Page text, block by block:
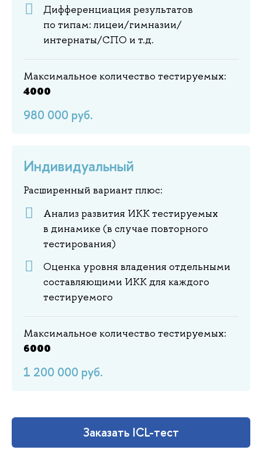
Дифференциация результатов
по типам: лицеи/гимназии/
интернаты/СПО и т.д.
Максимальное количество тестируемых:
4000
980 000 руб.
Индивидуальный
Расширенный вариант плюс:
Анализ развития ИКК тестируемых
в динамике (в случае повторного
тестирования)
Оценка уровня владения отдельными
составляющими ИКК для каждого
тестируемого
Максимальное количество тестируемых:
6000
1 200 000 руб.
Заказать ICL-тест